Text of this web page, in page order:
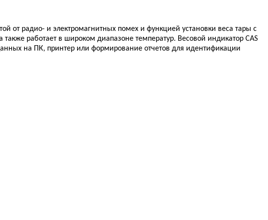
от радио- и электромагнитных помех и функцией установки веса тары с
работает в широком диапазоне температур. Весовой индикатор CAS
на ПК, принтер или формирование отчетов для идентификации